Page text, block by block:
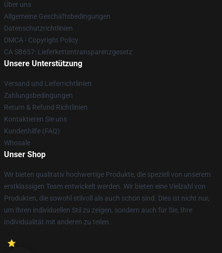
Über uns
Allgemeine Geschäftsbedingungen
Datenschutzrichtlinien
DMCA - Copyright Policy
CA SB657: Lieferkettentransparenzgesetz
Unsere Unterstützung
Versand und Lieferrichtlinien
Zahlungsbedingungen
Return & Refund Richtlinien
Kontaktieren Sie uns
Kundenhilfe (FAQ)
Whosale
Unser Shop
Wir bieten qualitativ hochwertige Produkte, die speziell von unserem
erstklassigen Team entwickelt werden. Wir bieten eine Vielzahl von
Produkten, die sowohl stilvoll als auch schön sind. Dies ist nicht nur,
um Ihren individuellen Stil zu zeigen, sondern auch für Sie, Ihre
Individualität mit anderen zu teilen.